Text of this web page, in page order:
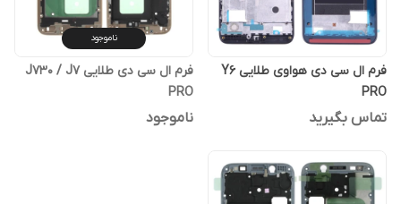
فرم ال سی دی هواوی طلایی Y6
PRO
تماس بگیرید
ناموجود
فرم ال سی دی طلایی J730 / J7
PRO
ناموجود